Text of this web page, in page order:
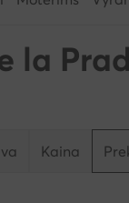
la
Kaina